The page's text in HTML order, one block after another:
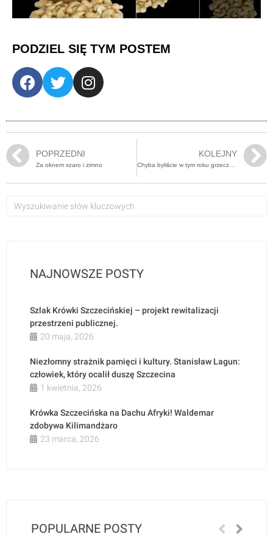
PODZIEL SIĘ TYM POSTEM
POPRZEDNI
Za oknem szaro i zimno
KOLEJNY
Chyba byliście w tym roku grzeczni…
NAJNOWSZE POSTY
Szlak Krówki Szczecińskiej – projekt rewitalizacji
przestrzeni publicznej.
20 maja, 2026
Niezłomny strażnik pamięci i kultury. Stanisław Lagun:
człowiek, który ocalił duszę Szczecina
1 kwietnia, 2026
Krówka Szczecińska na Dachu Afryki! Waldemar
zdobywa Kilimandżaro
23 marca, 2026
POPULARNE POSTY